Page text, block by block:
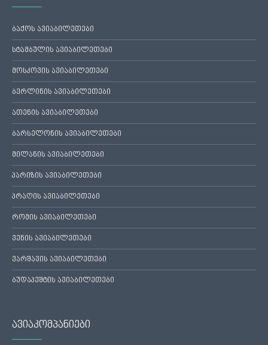
ბაქოს ავიაბილეთები
სტამბულის ავიაბილეთები
მოსკოვის ავიაბილეთები
ბერლინის ავიაბილეთები
ათენის ავიაბილეთები
ბარსელონის ავიაბილეთები
მილანის ავიაბილეთები
პარიზის ავიაბილეთები
პრაღის ავიაბილეთები
რომის ავიაბილეთები
ვენის ავიაბილეთები
ვარშავის ავიაბილეთები
ბუდაპეშტის ავიაბილეთები
ავიაკომპანიები